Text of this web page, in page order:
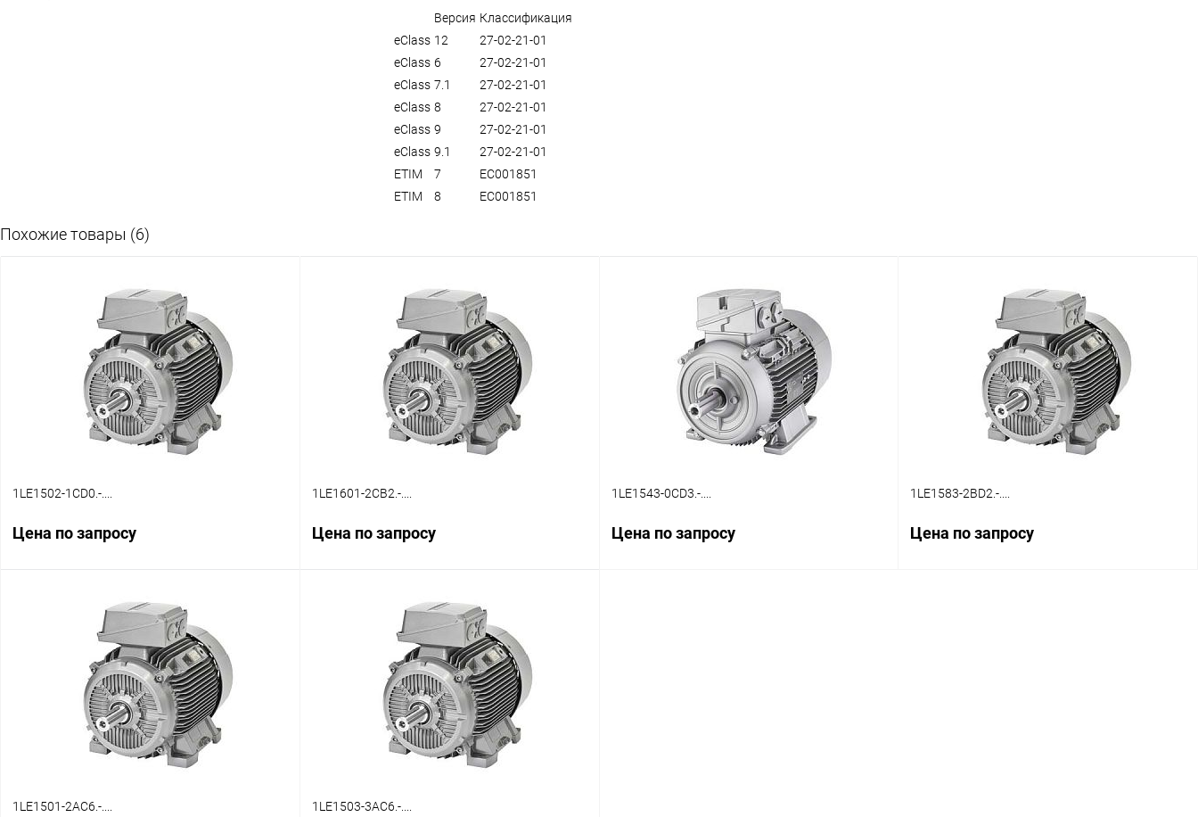
Версия Классификация
eClass 12
27-02-21-01
eClass 6
27-02-21-01
eClass 7.1
27-02-21-01
eClass 8
27-02-21-01
eClass 9
27-02-21-01
eClass 9.1
27-02-21-01
ETIM
7
EC001851
ETIM
8 EC001851
Похожие товары (6)
1LE1502-1CD0.-....
Цена по запросу
Запросить цену
Купить в 1 клик Сравнение
В избранное Наличие уточняйте
1LE1601-2CB2.-....
Цена по запросу
Запросить цену
Купить в 1 клик Сравнение
В избранное Наличие уточняйте
1LE1543-0CD3.-....
Цена по запросу
1LE1583-2BD2.-....
Цена по запросу
1LE1501-2AC6.-.... 1LE1503-3AC6.-....